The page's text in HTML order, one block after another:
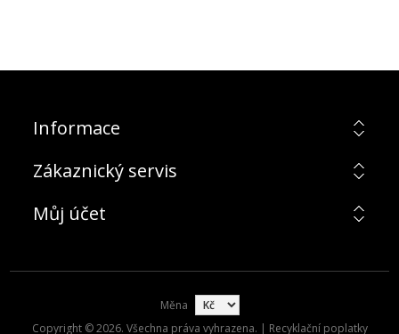
Informace
Zákaznický servis
Můj účet
Měna
Copyright © 2026. Všechna práva vyhrazena. | Recyklační poplatky